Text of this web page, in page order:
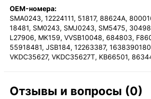
OEM-номера:
SMA0243, 12224111, 51817, 88624A,
18481, SM0243, SMJ0243, SM5475,
L27906, MK159, VVSB10048, 684803,
55918481, JSB184, 12263387,
VKDC35627, VKDC35627T, KB66501,
Отзывы и вопросы (0)